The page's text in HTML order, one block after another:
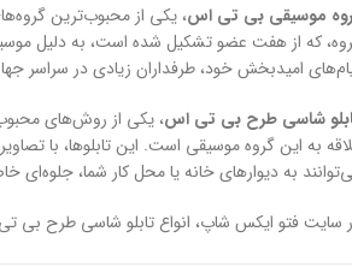
موسیقی بی تی اس، یکی از محبوب‌ترین
که از هفت عضو تشکیل شده است، به دلیل
امیدبخش خود، طرفداران زیادی در سراسر
شاسی طرح بی تی اس، یکی از روش‌های
به این گروه موسیقی است. این تابلوها، با
به دیوارهای خانه یا محل کار شما، جلوه‌ای
سایت فتو ایکس شاپ، انواع تابلو شاسی طرح بی